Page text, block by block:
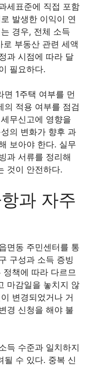
세표준에 직접 포함
발생한 이익이 연
경우, 전체 소득
부동산 관련 세액
과 시점에 따라 달
필요하다.
면 1주택 여부를 먼
의 적용 여부를 점검
무신고에 영향을
의 변화가 향후 과
보아야 한다. 실무
과 서류를 정리해
것이 안전하다.
과 자주
면동 주민센터를 통
구성과 소득 증빙
책에 따라 다르므
마감일을 놓치지 않
변경되었거나 거
경 신청을 해야 불
득 수준과 일치하지
될 수 있다. 중복 신